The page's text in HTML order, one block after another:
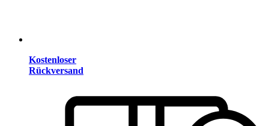
Kostenloser
Rückversand